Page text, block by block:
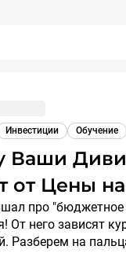
Инвестиции Обучение
от Цены
От него зависят
Разберем на